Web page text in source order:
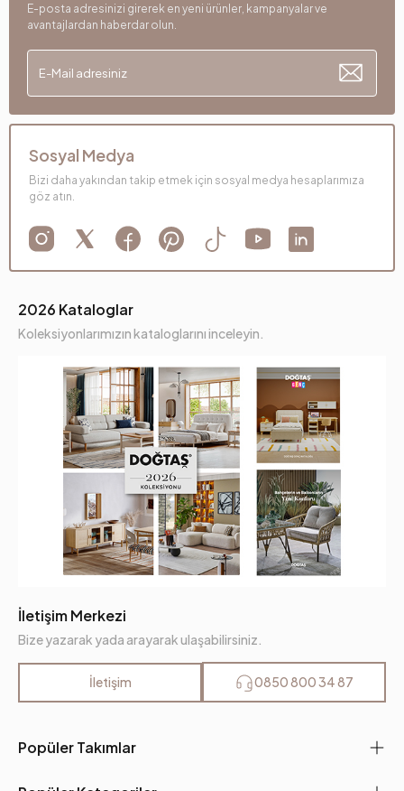
Popüler Takımlar
2026 Kataloglar
Koleksiyonlarımızın kataloglarını inceleyin.
İletişim Merkezi
Bize yazarak yada arayarak ulaşabilirsiniz.
İletişim 0850 800 34 87
E-posta adresinizi girerek en yeni ürünler, kampanyalar ve
avantajlardan haberdar olun.
Sosyal Medya
Bizi daha yakından takip etmek için sosyal medya hesaplarımıza
göz atın.